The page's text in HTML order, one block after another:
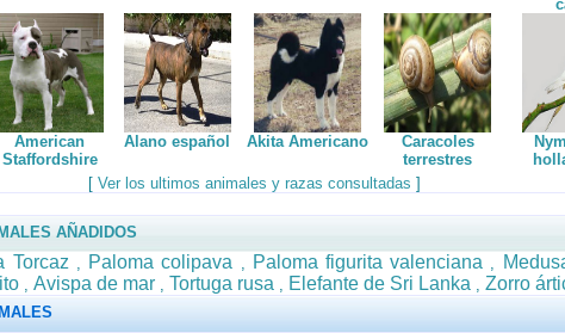
American
Staffordshire
Alano español Akita Americano
Caracoles
terrestres
[ Ver los ultimos animales y razas consultadas ]
AÑADIDOS
Torcaz , Paloma colipava , Paloma figurita valenciana ,
, Avispa de mar , Tortuga rusa , Elefante de Sri Lanka , Zorro